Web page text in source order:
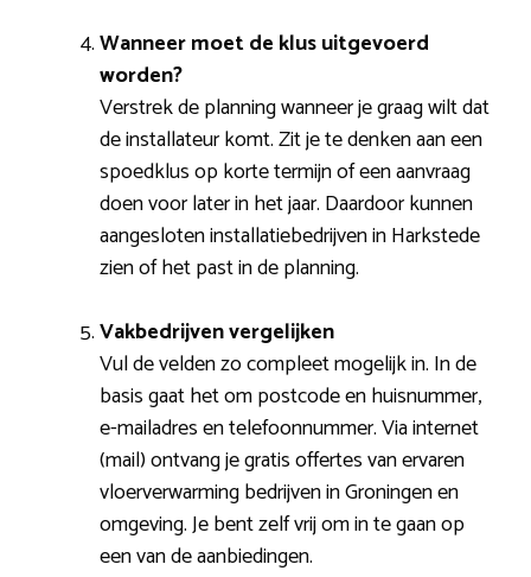
Wanneer moet de klus uitgevoerd
worden?
Verstrek de planning wanneer je graag wilt dat
de installateur komt. Zit je te denken aan een
spoedklus op korte termijn of een aanvraag
doen voor later in het jaar. Daardoor kunnen
aangesloten installatiebedrijven in Harkstede
zien of het past in de planning.
Vakbedrijven vergelijken
Vul de velden zo compleet mogelijk in. In de
basis gaat het om postcode en huisnummer,
e-mailadres en telefoonnummer. Via internet
(mail) ontvang je gratis offertes van ervaren
vloerverwarming bedrijven in Groningen en
omgeving. Je bent zelf vrij om in te gaan op
een van de aanbiedingen.